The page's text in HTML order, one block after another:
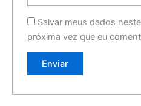
Salvar meus dados
próxima vez que eu